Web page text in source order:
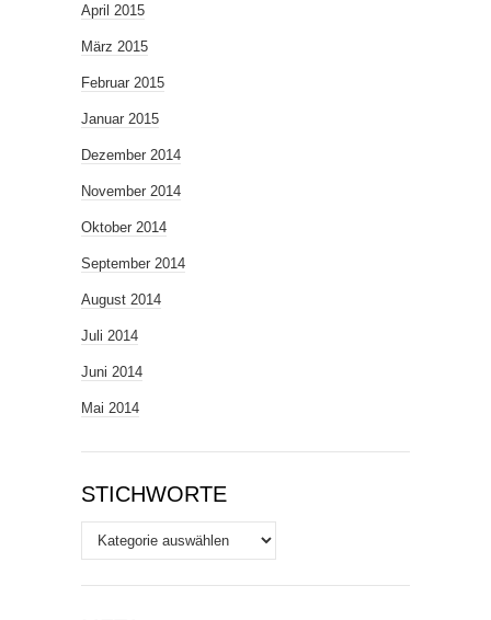
April 2015
März 2015
Februar 2015
Januar 2015
Dezember 2014
November 2014
Oktober 2014
September 2014
August 2014
Juli 2014
Juni 2014
Mai 2014
STICHWORTE
Stichworte